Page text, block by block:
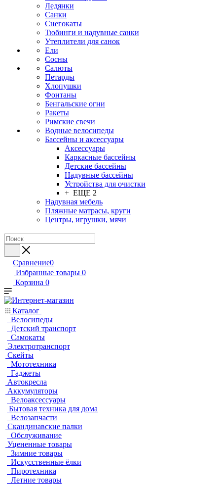
Ледянки
Санки
Снегокаты
Тюбинги и надувные санки
Утеплители для санок
Ели
Сосны
Салюты
Петарды
Хлопушки
Фонтаны
Бенгальские огни
Ракеты
Римские свечи
Водные велосипеды
Бассейны и аксессуары
Аксессуары
Каркасные бассейны
Детские бассейны
Надувные бассейны
Устройства для очистки
+ ЕЩЕ 2
Надувная мебель
Пляжные матрасы, круги
Центры, игрушки, мячи
Сравнение0
Избранные товары 0
Корзина 0
Каталог
Велосипеды
Детский транспорт
Самокаты
Электротранспорт
Скейты
Мототехника
Гаджеты
Автокресла
Аккумуляторы
Велоаксессуары
Бытовая техника для дома
Велозапчасти
Скандинавские палки
Обслуживание
Уцененные товары
Зимние товары
Искусственные ёлки
Пиротехника
Летние товары